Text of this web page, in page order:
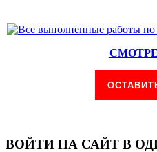
ВОЙТИ НА САЙТ В